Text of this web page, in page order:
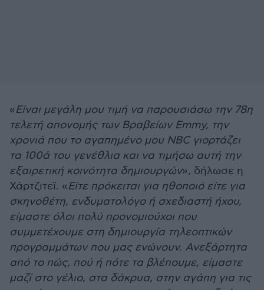
«Είναι μεγάλη μου τιμή να παρουσιάσω την 78η
τελετή απονομής των Bραβείων Emmy, την
χρονιά που το αγαπημένο μου NBC γιορτάζει
τα 100ά του γενέθλια και να τιμήσω αυτή την
εξαιρετική κοινότητα δημιουργών», δήλωσε η
Χάρτζιτεϊ. «Είτε πρόκειται για ηθοποιό είτε για
σκηνοθέτη, ενδυματολόγο ή σχεδιαστή ήχου,
είμαστε όλοι πολύ προνομιούχοι που
συμμετέχουμε στη δημιουργία τηλεοπτικών
προγραμμάτων που μας ενώνουν. Ανεξάρτητα
από το πώς, πού ή πότε τα βλέπουμε, είμαστε
μαζί στο γέλιο, στα δάκρυα, στην αγάπη για τις